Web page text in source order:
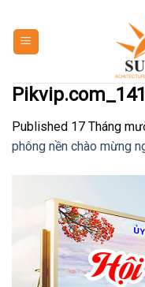
content
Published 17 Tháng
phông nền chào mừng